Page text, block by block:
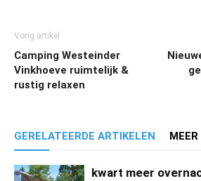
Vorig artikel
Camping Westeinder
Vinkhoeve ruimtelijk &
rustig relaxen
GERELATEERDE ARTIKELEN
kwart meer